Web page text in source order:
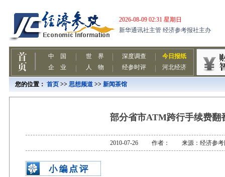
您的位置： 首页 >> 思想频道 >> 新闻茶馆
部分省市ATM跨行手续费翻
2010-07-26 作者： 来源：经济参考